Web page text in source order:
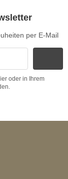
per E-Mail
oder in Ihrem